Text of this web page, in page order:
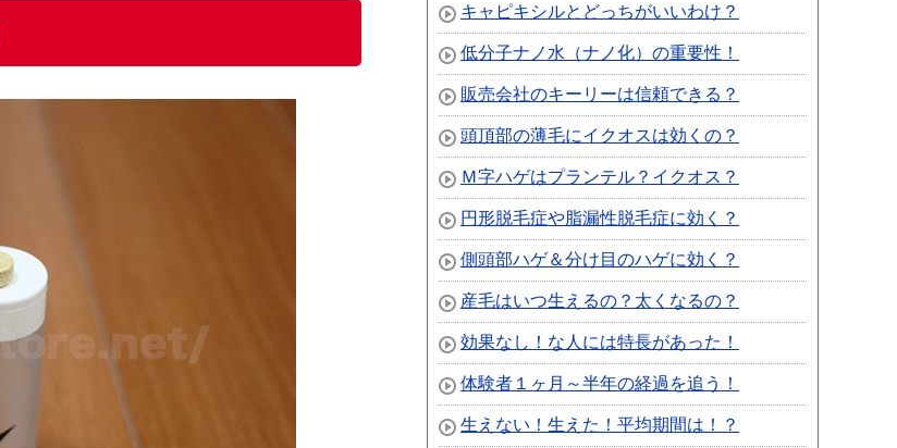
キャピキシルとどっちがいいわけ？
低分子ナノ水（ナノ化）の重要性！
販売会社のキーリーは信頼できる？
頭頂部の薄毛にイクオスは効くの？
Ｍ字ハゲはプランテル？イクオス？
円形脱毛症や脂漏性脱毛症に効く？
側頭部ハゲ＆分け目のハゲに効く？
産毛はいつ生えるの？太くなるの？
効果なし！な人には特長があった！
体験者１ヶ月～半年の経過を追う！
生えない！生えた！平均期間は！？